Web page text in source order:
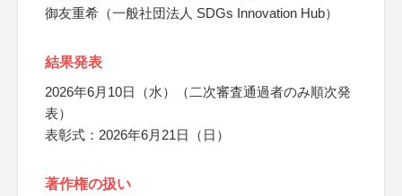
御友重希（一般社団法人 SDGs Innovation Hub）
結果発表
2026年6月10日（水）（二次審査通過者のみ順次発
表）
表彰式：2026年6月21日（日）
著作権の扱い